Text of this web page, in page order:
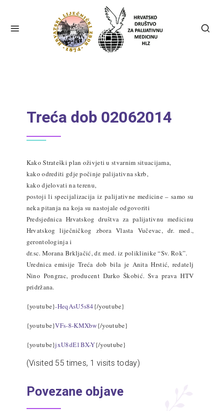
Treća dob 02062014
Kako Strateški plan oživjeti u stvarnim situacijama,
kako odrediti gdje počinje palijativna skrb,
kako djelovati na terenu,
postoji li specijalizacija iz palijativne medicine – samo su
neka pitanja na koja su nastojale odgovoriti
Predsjednica Hrvatskog društva za palijativnu medicinu
Hrvatskog liječničkog zbora Vlasta Vučevac, dr. med.,
gerontologinja i
dr.sc. Morana Brkljačić, dr. med. iz poliklinike “Sv. Rok”.
Urednica emisije Treća dob bila je Anita Hrstić, redatelj
Nino Pongrac, producent Darko Škobić. Sva prava HTV
pridržana.
{youtube}-HeqAsU5s84{/youtube}
{youtube}VFs-8-KMXbw{/youtube}
{youtube}jxU8dE1BX-Y{/youtube}
(Visited 55 times, 1 visits today)
Povezane objave